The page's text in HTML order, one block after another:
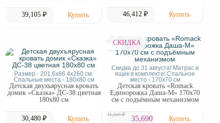
39,105 ₽ 46,412 ₽
Размер - 201,6x86,4x260 см.
Спальные места - 180x80 см
Детская двухъярусная кровать
домик «Сказка» ДС-38 цветная
180х80 см
30,480 ₽
Скидка до 31 августа! Матрас и
ящик в комплекте! Спальное
место - 170х70 см
СКИДКА
Детская кровать «Romack
Единорожка Даша-М» 170х70
см с подъёмным механизмом
41,500 ₽
35,690